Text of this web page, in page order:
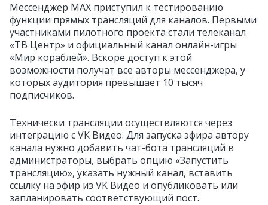
Мессенджер MAX приступил к тестированию
функции прямых трансляций для каналов. Первыми
участниками пилотного проекта стали телеканал
«ТВ Центр» и официальный канал онлайн-игры
«Мир кораблей». Вскоре доступ к этой
возможности получат все авторы мессенджера, у
которых аудитория превышает 10 тысяч
подписчиков.
Технически трансляции осуществляются через
интеграцию с VK Видео. Для запуска эфира автору
канала нужно добавить чат-бота трансляций в
администраторы, выбрать опцию «Запустить
трансляцию», указать нужный канал, вставить
ссылку на эфир из VK Видео и опубликовать или
запланировать соответствующий пост.